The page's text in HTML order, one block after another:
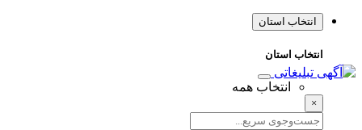
انتخاب استان
انتخاب استان
انتخاب همه
×